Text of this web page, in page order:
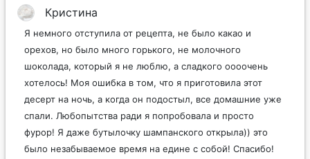
Кристина
Я немного отступила от рецепта, не было какао и
орехов, но было много горького, не молочного
шоколада, который я не люблю, а сладкого оооочень
хотелось! Моя ошибка в том, что я приготовила этот
десерт на ночь, а когда он подостыл, все домашние уже
спали. Любопытства ради я попробовала и просто
фурор! Я даже бутылочку шампанского открыла)) это
было незабываемое время на едине с собой! Спасибо!